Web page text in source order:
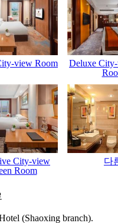
view Room
Deluxe
City-view
Room
다
(Shaoxing branch).